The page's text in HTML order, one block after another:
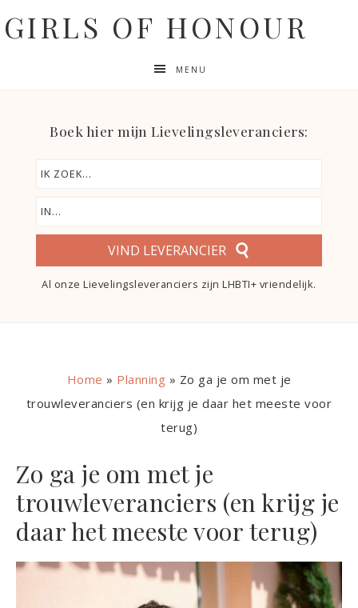
GIRLS OF HONOUR
MENU
Boek hier mijn Lievelingsleveranciers:
VIND LEVERANCIER
Al onze Lievelingsleveranciers zijn LHBTI+ vriendelijk.
Home » Planning » Zo ga je om met je
trouwleveranciers (en krijg je daar het meeste voor
terug)
Zo ga je om met je
trouwleveranciers (en krijg je
daar het meeste voor terug)